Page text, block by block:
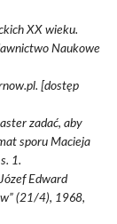
XX wieku.
Naukowe
[dostęp
zadać, aby
sporu Macieja
1.
Edward
(21/4), 1968,